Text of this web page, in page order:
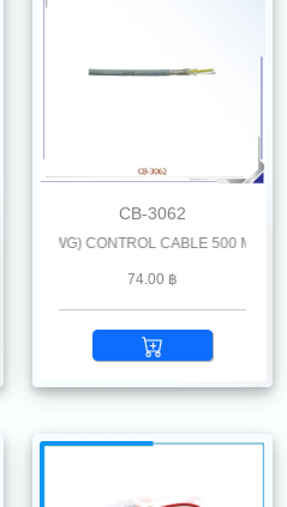
CB-3062
CONTROL CABLE 500 M. /Reel
74.00 ฿